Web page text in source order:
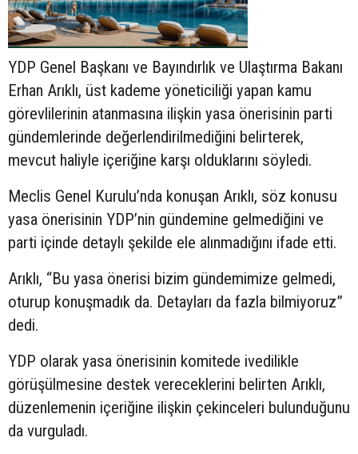
YDP Genel Başkanı ve Bayındırlık ve Ulaştırma Bakanı
Erhan Arıklı, üst kademe yöneticiliği yapan kamu
görevlilerinin atanmasına ilişkin yasa önerisinin parti
gündemlerinde değerlendirilmediğini belirterek,
mevcut haliyle içeriğine karşı olduklarını söyledi.
Meclis Genel Kurulu’nda konuşan Arıklı, söz konusu
yasa önerisinin YDP’nin gündemine gelmediğini ve
parti içinde detaylı şekilde ele alınmadığını ifade etti.
Arıklı, “Bu yasa önerisi bizim gündemimize gelmedi,
oturup konuşmadık da. Detayları da fazla bilmiyoruz”
dedi.
YDP olarak yasa önerisinin komitede ivedilikle
görüşülmesine destek vereceklerini belirten Arıklı,
düzenlemenin içeriğine ilişkin çekinceleri bulunduğunu
da vurguladı.